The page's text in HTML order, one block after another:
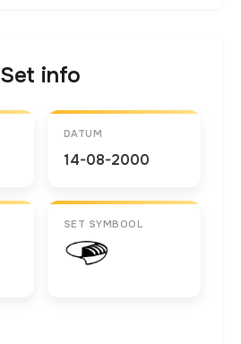
Set info
DATUM
14-08-2000
SET SYMBOOL